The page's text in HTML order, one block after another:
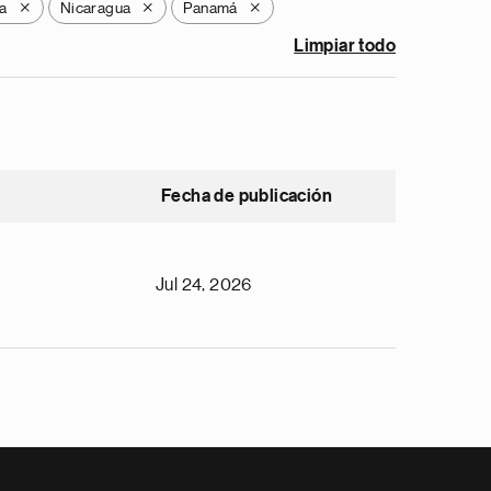
X Nicaragua X Panamá X
Limpiar todo
Fecha de publicación
Jul 24, 2026